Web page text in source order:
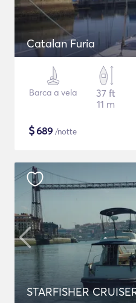
Catalan Furia
Barca a vela
37 ft
11 m
$689 /notte
STARFISHER